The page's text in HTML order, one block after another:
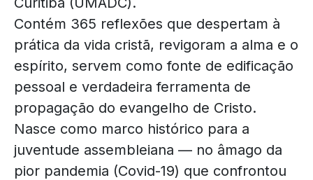
Contém 365 reflexões que despertam à
prática da vida cristã, revigoram a alma e o
espírito, servem como fonte de edificação
pessoal e verdadeira ferramenta de
propagação do evangelho de Cristo.
Nasce como marco histórico para a
juventude assembleiana — no âmago da
pior pandemia (Covid-19) que confrontou